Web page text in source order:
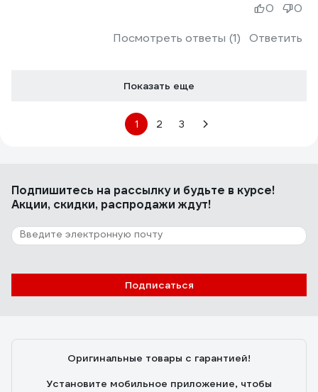
Посмотреть ответы (1) Ответить
0 0
Показать еще
1 2 3
Подпишитесь на рассылкуи будьте в курсе!
Акции, скидки, распродажи ждут!
Подписаться
Оригинальные товары с гарантией!
Установите мобильное приложение, чтобы